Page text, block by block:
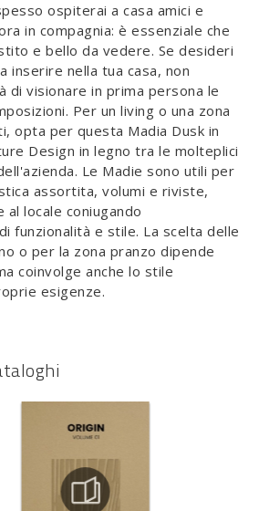
ospiterai a casa amici e
in compagnia: è essenziale che
e bello da vedere. Se desideri
inserire nella tua casa, non
di visionare in prima persona le
Per un living o una zona
opta per questa Madia Dusk in
Design in legno tra le molteplici
Le Madie sono utili per
assortita, volumi e riviste,
al locale coniugando
funzionalità e stile. La scelta delle
o per la zona pranzo dipende
coinvolge anche lo stile
esigenze.